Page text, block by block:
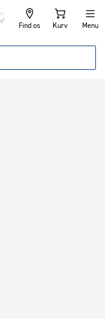
Find os Kurv Menu